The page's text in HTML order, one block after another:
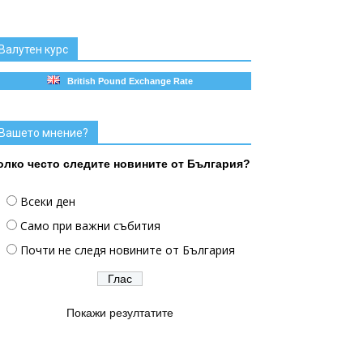
курс
British Pound Exchange Rate
мнение?
често следите новините от България?
Всеки ден
Само при важни събития
Почти не следя новините от България
Покажи резултатите